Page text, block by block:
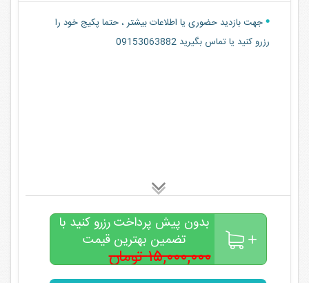
جهت بازدید حضوری یا اطلاعات بیشتر ، حتما پکیج خود را
رزرو کنید یا تماس بگیرید 09153063882
بدون پیش پرداخت رزرو کنید با
تضمین بهترین قیمت
۱۵,۰۰۰,۰۰۰ تومان
تومان